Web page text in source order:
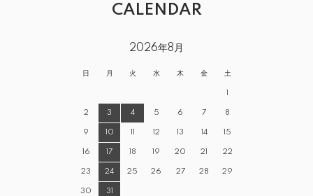
CALENDAR
2026年8月
日 月 火 水 木 金 土
1
2 3 4 5 6 7 8
9 10 11 12 13 14 15
16 17 18 19 20 21 22
23 24 25 26 27 28 29
30 31